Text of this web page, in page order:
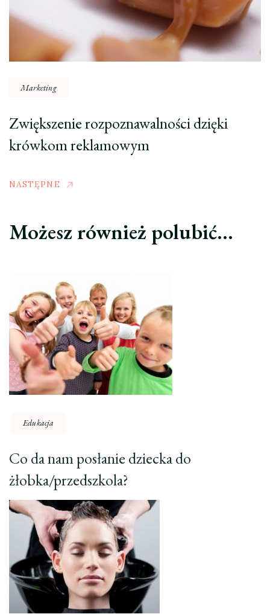
Marketing
Zwiększenie rozpoznawalności dzięki
krówkom reklamowym
NASTĘPNE
Możesz również polubić…
Edukacja
Co da nam posłanie dziecka do
żłobka/przedszkola?